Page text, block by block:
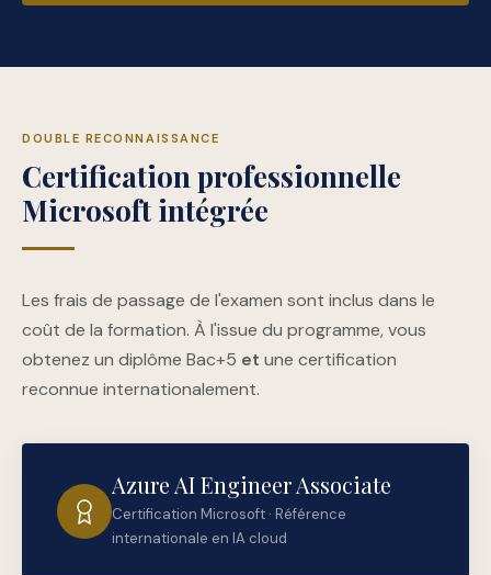
DOUBLE RECONNAISSANCE
Certification professionnelle
Microsoft intégrée
Les frais de passage de l'examen sont inclus dans le
coût de la formation. À l'issue du programme, vous
obtenez un diplôme Bac+5 et une certification
reconnue internationalement.
Azure AI Engineer Associate
Certification Microsoft · Référence
internationale en IA cloud